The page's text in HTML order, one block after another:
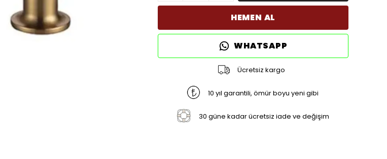
HEMEN AL
WHATSAPP
Ücretsiz kargo
10 yıl garantili, ömür boyu yeni gibi
30 güne kadar ücretsiz iade ve değişim